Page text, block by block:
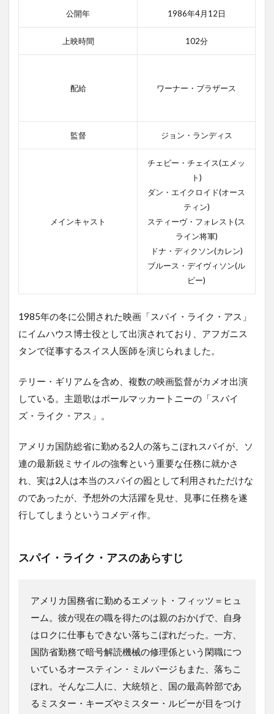
公開年 1986年4月12日
上映時間 102分
配給 ワーナー・ブラザース
監督 ジョン・ランディス
メインキャスト
チェビー・チェイス(エメッ
ト)
ダン・エイクロイド(オース
ティン)
スティーヴ・フォレスト(ス
ライン将軍)
ドナ・ディクソン(カレン)
ブルース・デイヴィソン(ル
ビー)
1985年の冬に公開された映画「スパイ・ライク・アス」
にイムハウス博士役として出演されており、アフガニス
タンで従事するスイス人医師を演じられました。
テリー・ギリアムを含め、複数の映画監督がカメオ出演
している。主題歌はポールマッカートニーの「スパイ
ズ・ライク・アス」。
アメリカ国防総省に勤める2人の落ちこぼれスパイが、ソ
連の最新鋭ミサイルの強奪という重要な任務に就かさ
れ、実は2人は本当のスパイの囮として利用されただけな
のであったが、予想外の大活躍を見せ、見事に任務を遂
行してしまうというコメディ作。
スパイ・ライク・アスのあらすじ
アメリカ国務省に勤めるエメット・フィッツ＝ヒュ
ーム。彼が現在の職を得たのは親のおかげで、自身
はロクに仕事もできない落ちこぼれだった。一方、
国防省勤務で暗号解読機械の修理係という閑職につ
いているオースティン・ミルバージもまた、落ちこ
ぼれ。そんな二人に、大統領と、国の最高幹部であ
るミスター・キーズやミスター・ルビーが目をつけ